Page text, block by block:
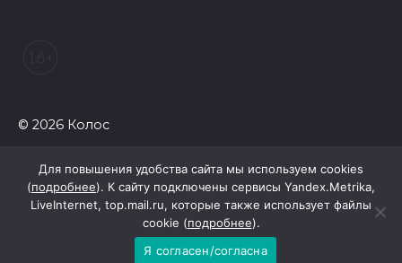
© 2026 Колос
Для повышения удобства сайта мы используем cookies
(подробнее). К сайту подключены сервисы Yandex.Metrika,
LiveInternet, top.mail.ru, которые также использует файлы
cookie (подробнее).
Я согласен/согласна